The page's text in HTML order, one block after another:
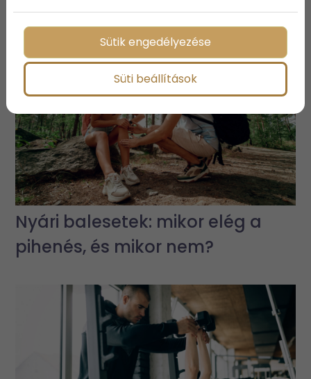
egészségtervünk miért nincs?
Nyári balesetek: mikor elég a
pihenés, és mikor nem?
Sütik engedélyezése
Süti beállítások